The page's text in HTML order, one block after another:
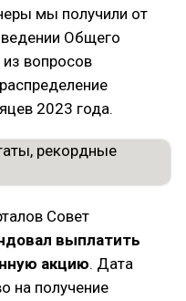
мы получили от
Общего
вопросов
2023 года.
Совет
выплатить
акцию. Дата
на получение